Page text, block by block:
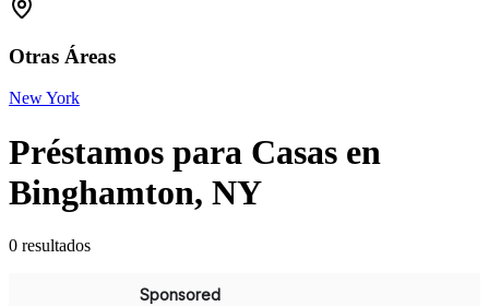
Otras Áreas
New York
Préstamos para Casas en
Binghamton, NY
0 resultados